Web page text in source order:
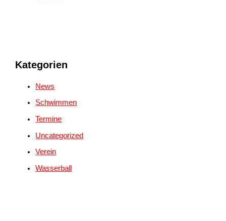
Kategorien
News
Schwimmen
Termine
Uncategorized
Verein
Wasserball